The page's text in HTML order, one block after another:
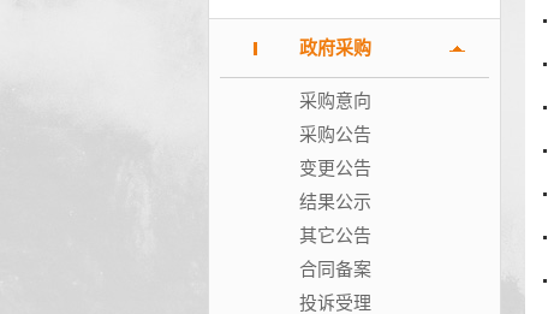
政府采购
采购意向
采购公告
变更公告
结果公示
其它公告
合同备案
投诉受理